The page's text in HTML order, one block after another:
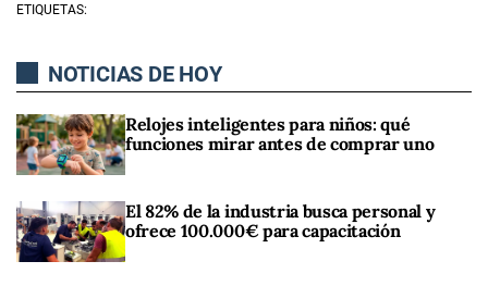
ETIQUETAS:
NOTICIAS DE HOY
Relojes inteligentes para niños: qué
funciones mirar antes de comprar uno
El 82% de la industria busca personal y
ofrece 100.000€ para capacitación